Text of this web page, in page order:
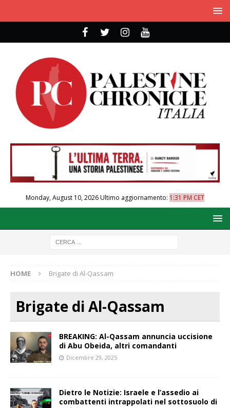
Monday, August 10, 2026Ultimo aggiornamento: 1:31 PM CET
HOME Brigate di Al-Qassam
Brigate di Al-Qassam
BREAKING: Al-Qassam annuncia uccisione
di Abu Obeida, altri comandanti
Dicembre 29, 2025
Dietro le Notizie: Israele e l’assedio ai
combattenti intrappolati nel sottosuolo di